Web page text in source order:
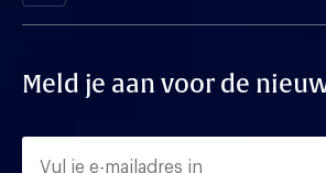
Meld je aan voor de